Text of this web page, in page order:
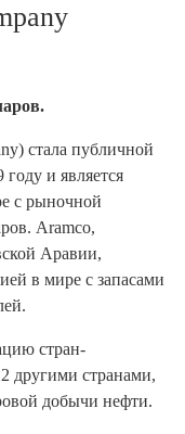
стала публичной
году и является
с рыночной
Aramco,
Аравии,
в мире с запасами
стран-
другими странами,
добычи нефти.